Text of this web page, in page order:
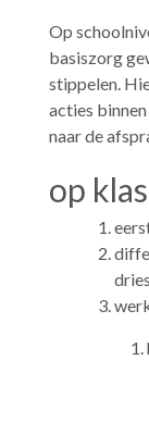
Op
basiszorg
stippelen.
acties
naar de
op